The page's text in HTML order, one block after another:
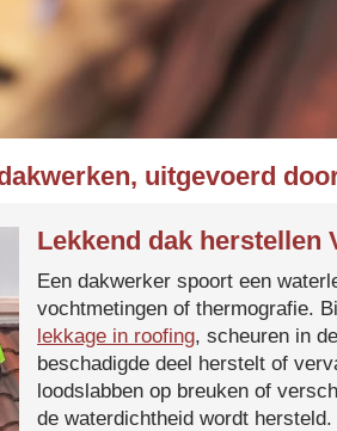
uitgevoerd
Lekkend dak herstellen
Een dakwerker spoort een
vochtmetingen of thermografie.
lekkage in roofing, scheuren in
beschadigde deel herstelt of
loodslabben op breuken of
de waterdichtheid wordt